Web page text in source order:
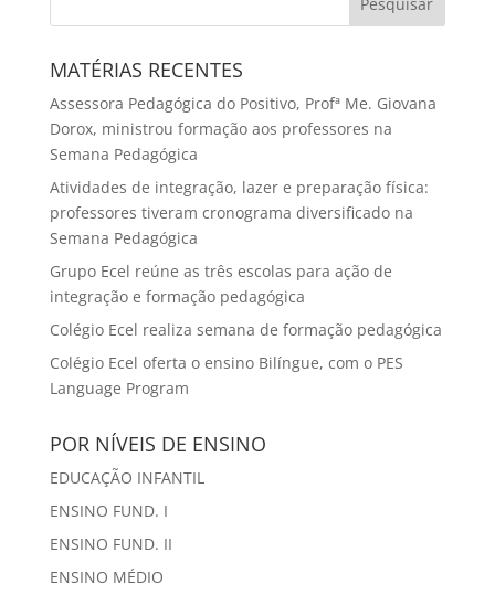
MATÉRIAS RECENTES
Assessora Pedagógica do Positivo, Profª Me. Giovana
Dorox, ministrou formação aos professores na
Semana Pedagógica
Atividades de integração, lazer e preparação física:
professores tiveram cronograma diversificado na
Semana Pedagógica
Grupo Ecel reúne as três escolas para ação de
integração e formação pedagógica
Colégio Ecel realiza semana de formação pedagógica
Colégio Ecel oferta o ensino Bilíngue, com o PES
Language Program
POR NÍVEIS DE ENSINO
EDUCAÇÃO INFANTIL
ENSINO FUND. I
ENSINO FUND. II
ENSINO MÉDIO